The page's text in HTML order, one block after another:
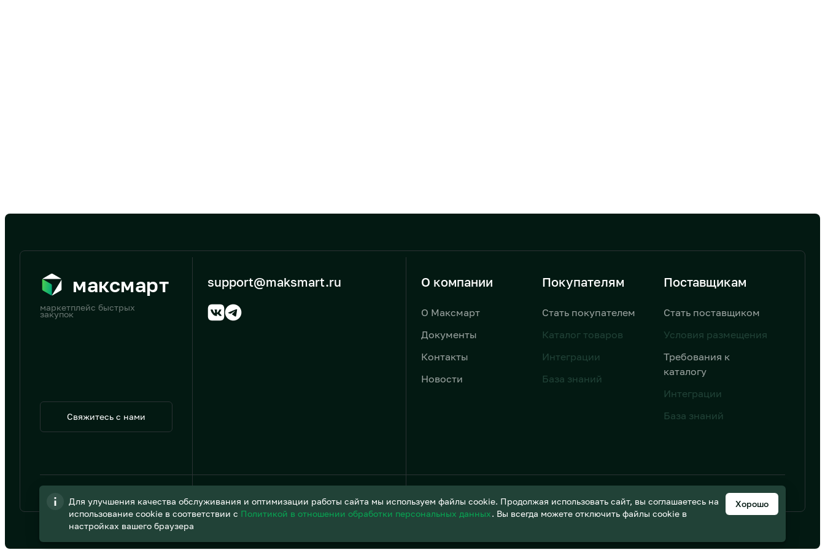
максмарт
маркетплейс быстрых
закупок
Свяжитесь с нами
support@maksmart.ru О компании
О Максмарт
Документы
Контакты
Новости
Покупателям
Стать покупателем
Каталог товаров
Интеграции
База знаний
Поставщикам
Стать поставщиком
Условия размещения
Требования к
каталогу
Интеграции
База знаний
Дизайн от AIC
Для улучшения качества обслуживания и оптимизации работы сайта мы используем файлы cookie. Продолжая использовать сайт, вы соглашаетесь на
использование cookie в соответствии с Политикой в отношении обработки персональных данных. Вы всегда можете отключить файлы cookie в
настройках вашего браузера
Хорошо